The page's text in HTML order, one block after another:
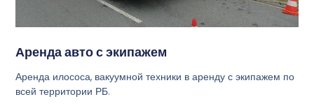
Аренда авто с экипажем
Аренда илососа, вакуумной техники в аренду с экипажем по
всей территории РБ.